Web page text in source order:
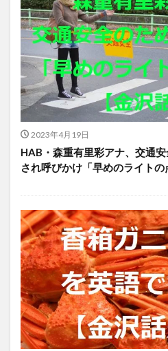
2023年4月19日
HAB・森重有里彩アナ、交通
され呼びかけ「早めのライトの